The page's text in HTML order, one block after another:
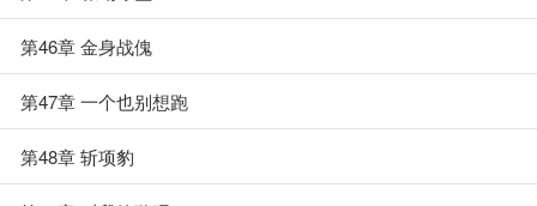
第46章 金身战傀
第47章 一个也别想跑
第48章 斩项豹